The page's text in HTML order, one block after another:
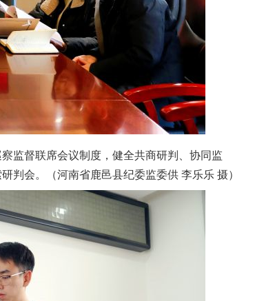
督联席会议制度，健全共商研判、协同监
判会。（河南省鹿邑县纪委监委供 李乐乐 摄）